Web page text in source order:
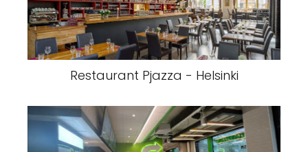
Restaurant Pjazza - Helsinki